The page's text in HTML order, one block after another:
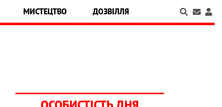
МИСТЕЦТВО ДОЗВІЛЛЯ